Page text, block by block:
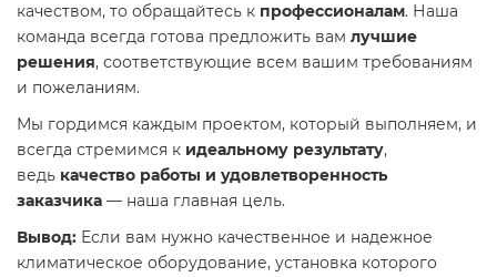
качеством, то обращайтесь к профессионалам. Наша
команда всегда готова предложить вам лучшие
решения, соответствующие всем вашим требованиям
и пожеланиям.
Мы гордимся каждым проектом, который выполняем, и
всегда стремимся к идеальному результату,
ведь качество работы и удовлетворенность
заказчика — наша главная цель.
Вывод: Если вам нужно качественное и надежное
климатическое оборудование, установка которого